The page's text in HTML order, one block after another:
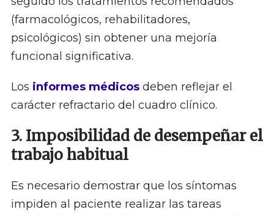
(farmacológicos, rehabilitadores,
psicológicos) sin obtener una mejoría
funcional significativa.
Los informes médicosdeben reflejar el
carácter refractario del cuadro clínico.
3. Imposibilidad de desempeñar el
trabajo habitual
Es necesario demostrar que los síntomas
impiden al paciente realizar las tareas